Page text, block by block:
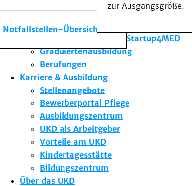
Notfallstellen-Übersicht
zur Ausgangsgröße.
Forschung am UKD
Studium & Lehre
Gründungsförderung Startup4MED
Graduiertenausbildung
Berufungen
Karriere & Ausbildung
Stellenangebote
Bewerberportal Pflege
Ausbildungszentrum
UKD als Arbeitgeber
Vorteile am UKD
Kindertagesstätte
Bildungszentrum
Über das UKD